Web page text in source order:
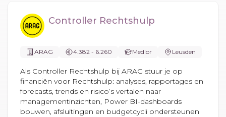
Controller Rechtshulp
ARAG 4.382 - 6.260 Medior Leusden
Als Controller Rechtshulp bij ARAG stuur je op
financiën voor Rechtshulp: analyses, rapportages en
forecasts, trends en risico’s vertalen naar
managementinzichten, Power BI-dashboards
bouwen, afsluitingen en budgetcycli ondersteunen